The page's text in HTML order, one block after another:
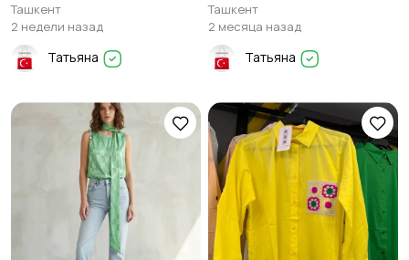
Ташкент
2 недели назад
Татьяна
Ташкент
2 месяца назад
Татьяна